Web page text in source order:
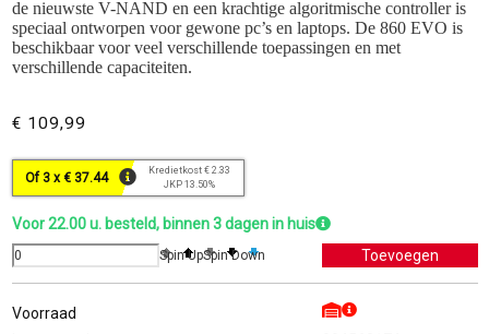
de nieuwste V-NAND en een krachtige algoritmische controller is
speciaal ontworpen voor gewone pc’s en laptops. De 860 EVO is
beschikbaar voor veel verschillende toepassingen en met
verschillende capaciteiten.
€ 109,99
Of 3 x € 37.44
Kredietkost € 2.33
JKP 13.50%
Voor 22.00 u. besteld, binnen 3 dagen in huis
Spin UpSpin Down
Voorraad